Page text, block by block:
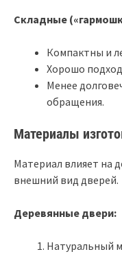
Складные
Компактны и
Хорошо
Менее
обращения.
Материалы
Материал влияет на
внешний вид дверей.
Деревянные двери:
Натуральный